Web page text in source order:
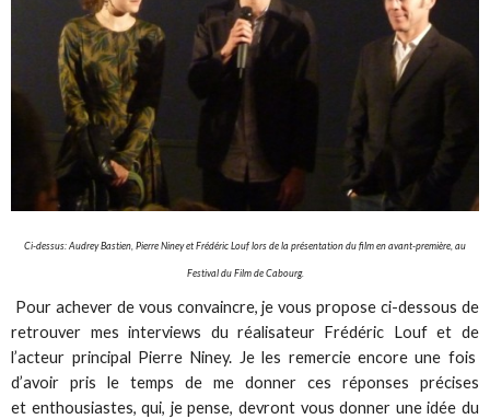
Ci-dessus: Audrey Bastien, Pierre Niney et Frédéric Louf lors de la présentation du film en avant-première, au
Festival du Film de Cabourg.
Pour achever de vous convaincre, je vous propose ci-dessous de
retrouver mes interviews du réalisateur Frédéric Louf et de
l’acteur principal Pierre Niney. Je les remercie encore une fois
d’avoir pris le temps de me donner ces réponses précises
et enthousiastes, qui, je pense, devront vous donner une idée du